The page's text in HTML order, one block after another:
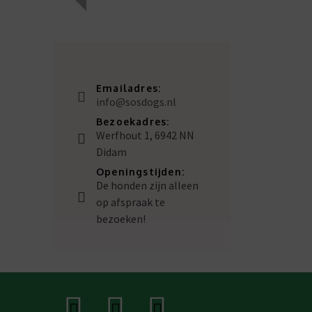
Emailadres:
info@sosdogs.nl
Bezoekadres:
Werfhout 1, 6942 NN
Didam
Openingstijden:
De honden zijn alleen
op afspraak te
bezoeken!